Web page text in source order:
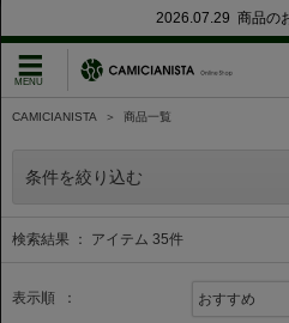
2026.07.29 商品の
CAMICIANISTA ＞ 商品一覧
条件を絞り込む
検索結果 ： アイテム 35件
表示順 ：